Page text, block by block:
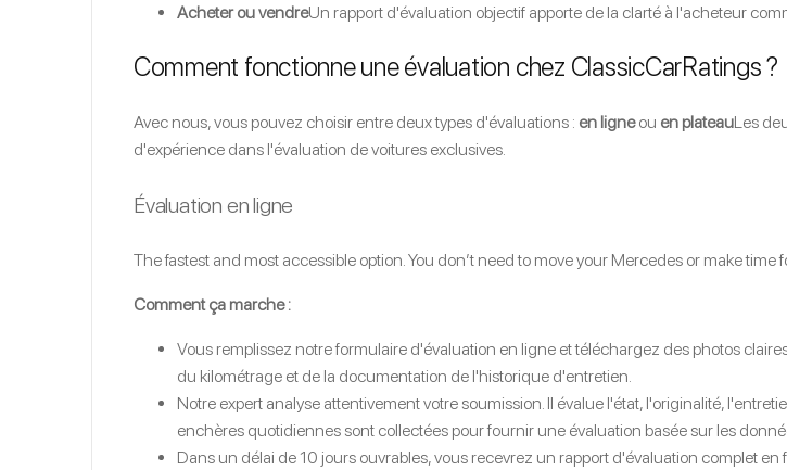
Acheter ou vendreUn rapport d'évaluation objectif apporte de la clarté à l'acheteur
Comment fonctionne une évaluation chez ClassicCarRatings ?
Avec nous, vous pouvez choisir entre deux types d'évaluations : en ligneou en plateauLes
d'expérience dans l'évaluation de voitures exclusives.
Évaluation en ligne
The fastest and most accessible option. You don’t need to move your Mercedes or make time
Comment ça marche :
Vous remplissez notre formulaire d'évaluation en ligne et téléchargez des photos
du kilométrage et de la documentation de l'historique d'entretien.
Notre expert analyse attentivement votre soumission. Il évalue l'état, l'originalité,
enchères quotidiennes sont collectées pour fournir une évaluation basée sur les
Dans un délai de 10 jours ouvrables, vous recevrez un rapport d'évaluation complet en